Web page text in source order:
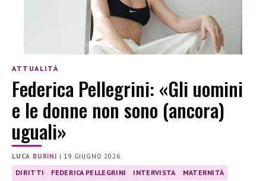
ATTUALITÀ
Federica Pellegrini: «Gli uomini
e le donne non sono (ancora)
uguali»
LUCA BURINI | 19 GIUGNO 2026
DIRITTI FEDERICA PELLEGRINI INTERVISTA
MATERNITÀ